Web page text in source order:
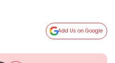
Add Us on Google